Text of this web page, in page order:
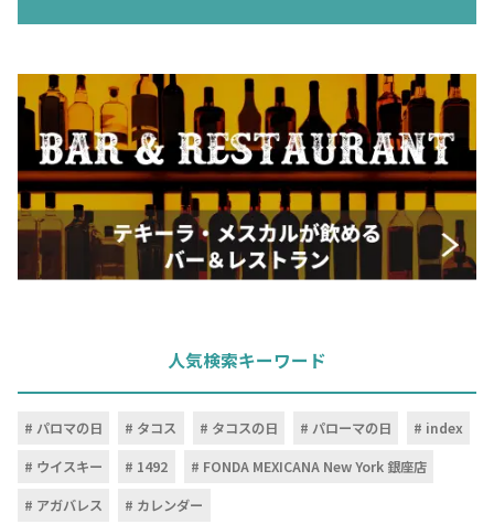
人気検索キーワード
パロマの日 タコス タコスの日 パローマの日
index
ウイスキー
1492
FONDA MEXICANA New York 銀座店
アガバレス
カレンダー